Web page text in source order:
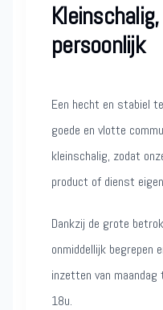
persoonlijk
Een hecht en stabiel
goede en vlotte
kleinschalig, zodat
product of dienst
Dankzij de grote
onmiddellijk begrepen
inzetten van
18u.